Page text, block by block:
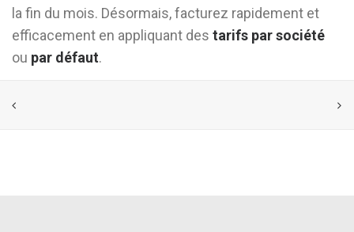
la fin du mois. Désormais, facturez rapidement et
efficacement en appliquant des tarifs par société
ou par défaut.